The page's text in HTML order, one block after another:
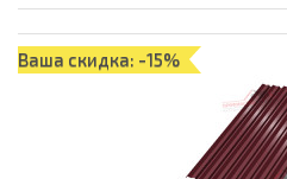
Ваша скидка: -15%